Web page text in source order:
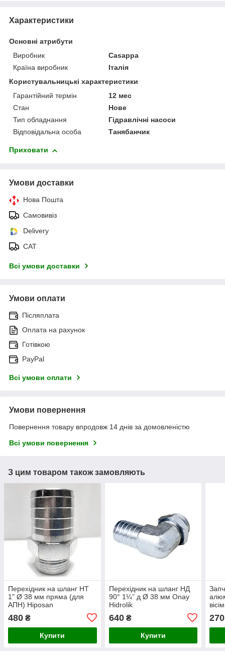
Характеристики
Основні атрибути
Виробник
Casappa
Країна виробник
Італія
Користувальницькі характеристики
Гарантійний термін
12 мес
Стан
Нове
Тип обладнання
Гідравлічні насоси
Відповідальна особа
Танябанчик
Приховати
Умови доставки
Нова Пошта
Самовивіз
Delivery
САТ
Всі умови доставки
Умови оплати
Післяплата
Оплата на рахунок
Готівкою
PayPal
Всі умови оплати
Умови повернення
Повернення товару впродовж 14 днів за домовленістю
Всі умови повернення
З цим товаром також замовляють
Перехідник на шланг НТ
1" Ø 38 мм пряма (для
АПН) Hiposan
480 ₴
Купити
Перехідник на шланг НД
90° 1¼” д Ø 38 мм Onay
Hidrolik
640₴
Купити
270